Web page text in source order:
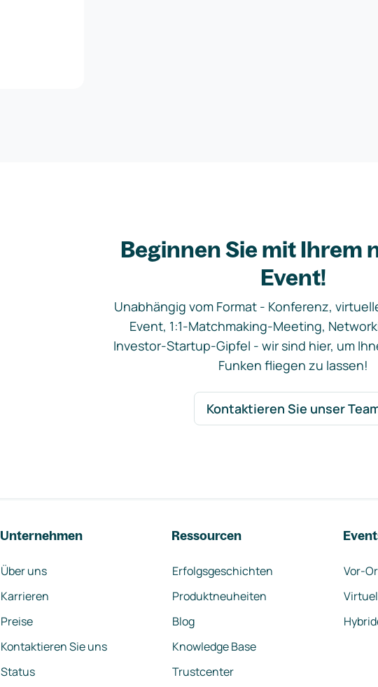
Beginnen Sie mit Ihrem
Event!
Unabhängig vom Format - Konferenz,
Event, 1:1-Matchmaking-Meeting,
Investor-Startup-Gipfel - wir sind hier, um
Funken fliegen zu lassen!
Kontaktieren Sie unser
Unternehmen
Über uns
Karrieren
Preise
Kontaktieren Sie uns
Status
Ressourcen
Erfolgsgeschichten
Produktneuheiten
Blog
Knowledge Base
Trustcenter
Vor-